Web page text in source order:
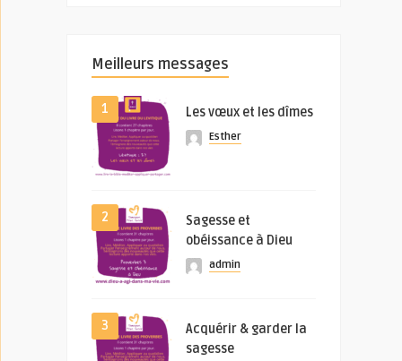
Meilleurs messages
1 Les vœux et les dîmes
Esther
2
Sagesse et
obéissance à Dieu
admin
3
Acquérir & garder la
sagesse